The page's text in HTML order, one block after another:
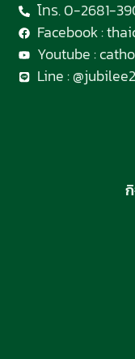
โทร. 0-2681-
Facebook :
Youtube :
Line :